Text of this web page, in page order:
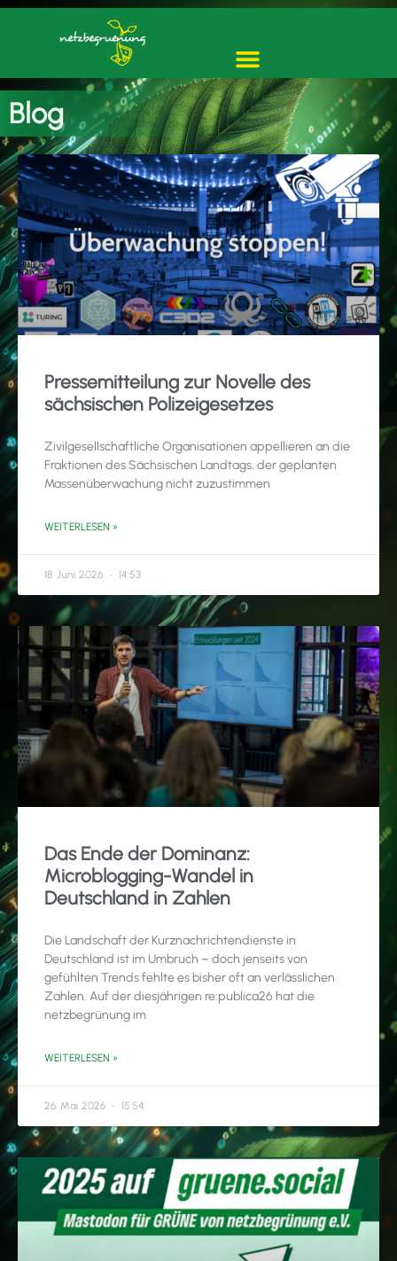
Blog
Pressemitteilung zur Novelle des
sächsischen Polizeigesetzes
Zivilgesellschaftliche Organisationen appellieren an die
Fraktionen des Sächsischen Landtags, der geplanten
Massenüberwachung nicht zuzustimmen
WEITERLESEN »
18. Juni 2026 14:53
Das Ende der Dominanz:
Microblogging-Wandel in
Deutschland in Zahlen
Die Landschaft der Kurznachrichtendienste in
Deutschland ist im Umbruch – doch jenseits von
gefühlten Trends fehlte es bisher oft an verlässlichen
Zahlen. Auf der diesjährigen re:publica26 hat die
netzbegrünung im
WEITERLESEN »
26. Mai 2026 15:54